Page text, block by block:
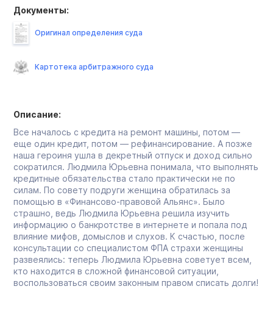
Описание:
Все началось с кредита на ремонт машины, потом —
еще один кредит, потом — рефинансирование. А позже
наша героиня ушла в декретный отпуск и доход сильно
сократился. Людмила Юрьевна понимала, что выполнять
кредитные обязательства стало практически не по
силам. По совету подруги женщина обратилась за
помощью в «Финансово-правовой Альянс». Было
страшно, ведь Людмила Юрьевна решила изучить
информацию о банкротстве в интернете и попала под
влияние мифов, домыслов и слухов. К счастью, после
консультации со специалистом ФПА страхи женщины
развеялись: теперь Людмила Юрьевна советует всем,
кто находится в сложной финансовой ситуации,
воспользоваться своим законным правом списать долги!
Документы:
Оригинал определения суда
Картотека арбитражного суда